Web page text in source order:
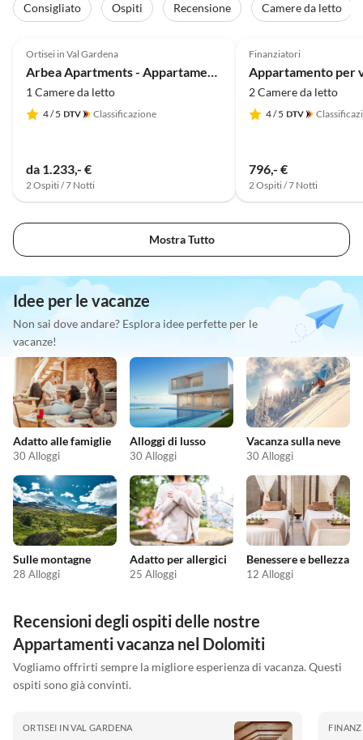
Consigliato Ospiti Recensione Camere da letto
Ortisei in Val Gardena
Arbea Apartments - Appartamento per vacanze SiÃ«la
1 Camere da letto
4/ 5 Classificazione
da 1.233,- €
2 Ospiti / 7 Notti
Finanziatori
2 Camere da letto
4/ 5
796,- €
2 Ospiti / 7 Notti
Mostra Tutto
Idee per le vacanze
Non sai dove andare? Esplora idee perfette per le
vacanze!
Adatto alle famiglie
30 Alloggi
Alloggi di lusso
30 Alloggi
Vacanza sulla neve
30 Alloggi
Sulle montagne
28 Alloggi
Adatto per allergici
25 Alloggi
Benessere e bellezza
12 Alloggi
Recensioni degli ospiti delle nostre
Appartamenti vacanza nel Dolomiti
Vogliamo offrirti sempre la migliore esperienza di vacanza. Questi
ospiti sono già convinti.
ORTISEI IN VAL GARDENA